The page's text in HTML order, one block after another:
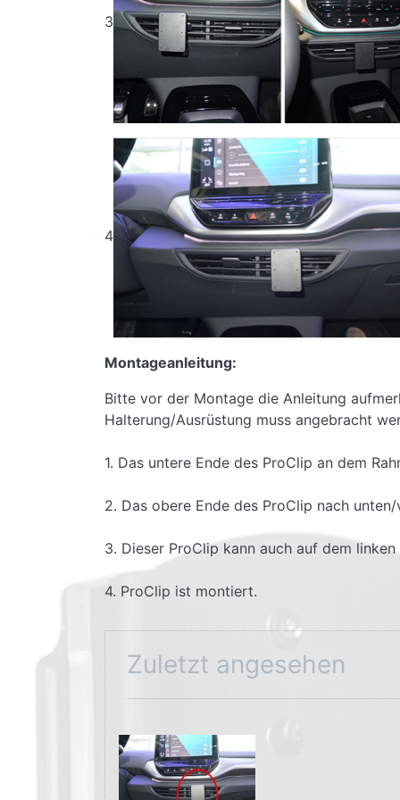
3
4
Montageanleitung:
Bitte vor der Montage die Anleitung
Halterung/Ausrüstung muss angebracht
1. Das untere Ende des ProClip an dem
2. Das obere Ende des ProClip nach
3. Dieser ProClip kann auch auf dem
4. ProClip ist montiert.
Zuletzt angesehen